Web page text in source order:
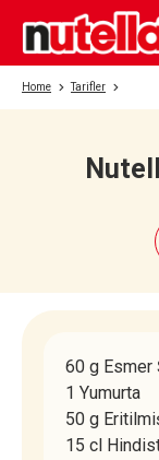
Home Tarifler
60 g Esmer
1 Yumurta
50 g
15 cl